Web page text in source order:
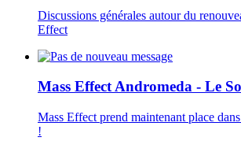
Discussions générales autour du
Effect
Mass Effect Andromeda - Le
Mass Effect prend maintenant place
!